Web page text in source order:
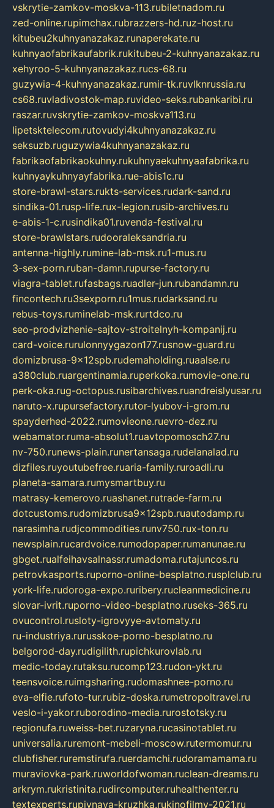
vskrytie-zamkov-moskva-113.rubiletnadom.ru
zed-online.rupimchax.rubrazzers-hd.ruz-host.ru
kitubeu2kuhnyanazakaz.runaperekate.ru
kuhnyaofabrikaufabrik.rukitubeu-2-kuhnyanazakaz.ru
xehyroo-5-kuhnyanazakaz.rucs-68.ru
guzywia-4-kuhnyanazakaz.rumir-tk.ruvlknrussia.ru
cs68.ruvladivostok-map.ruvideo-seks.rubankaribi.ru
raszar.ruvskrytie-zamkov-moskva113.ru
lipetsktelecom.rutovudyi4kuhnyanazakaz.ru
seksuzb.ruguzywia4kuhnyanazakaz.ru
fabrikaofabrikaokuhny.rukuhnyaekuhnyaafabrika.ru
kuhnyaykuhnyayfabrika.rue-abis1c.ru
store-brawl-stars.rukts-services.rudark-sand.ru
sindika-01.rusp-life.rux-legion.rusib-archives.ru
e-abis-1-c.rusindika01.ruvenda-festival.ru
store-brawlstars.rudooraleksandria.ru
antenna-highly.rumine-lab-msk.ru1-mus.ru
3-sex-porn.ruban-damn.rupurse-factory.ru
viagra-tablet.rufasbags.ruadler-jun.rubandamn.ru
fincontech.ru3sexporn.ru1mus.rudarksand.ru
rebus-toys.ruminelab-msk.rurtdco.ru
seo-prodvizhenie-sajtov-stroitelnyh-kompanij.ru
card-voice.rurulonnyygazon177.rusnow-guard.ru
domizbrusa-9x12spb.rudemaholding.ruaalse.ru
a380club.ruargentinamia.ruperkoka.rumovie-one.ru
perk-oka.rug-octopus.rusibarchives.ruandreislyusar.ru
naruto-x.rupursefactory.rutor-lyubov-i-grom.ru
spayderhed-2022.rumovieone.ruevro-dez.ru
webamator.ruma-absolut1.ruavtopomosch27.ru
nv-750.runews-plain.runertansaga.rudelanalad.ru
dizfiles.ruyoutubefree.ruaria-family.ruroadli.ru
planeta-samara.rumysmartbuy.ru
matrasy-kemerovo.ruashanet.rutrade-farm.ru
dotcustoms.rudomizbrusa9x12spb.ruautodamp.ru
narasimha.rudjcommodities.runv750.rux-ton.ru
newsplain.rucardvoice.rumodopaper.rumanunae.ru
gbget.rualfeihavsalnassr.rumadoma.rutajuncos.ru
petrovkasports.ruporno-online-besplatno.rusplclub.ru
york-life.rudoroga-expo.ruribery.rucleanmedicine.ru
slovar-ivrit.ruporno-video-besplatno.ruseks-365.ru
ovucontrol.rusloty-igrovyye-avtomaty.ru
ru-industriya.rurusskoe-porno-besplatno.ru
belgorod-day.rudigilith.rupichkurovlab.ru
medic-today.rutaksu.rucomp123.rudon-ykt.ru
teensvoice.ruimgsharing.rudomashnee-porno.ru
eva-elfie.rufoto-tur.rubiz-doska.rumetropoltravel.ru
veslo-i-yakor.ruborodino-media.rurostotsky.ru
regionufa.ruweiss-bet.ruzaryna.rucasinotablet.ru
universalia.ruremont-mebeli-moscow.rutermomur.ru
clubfisher.ruremstirufa.ruerdamchi.rudoramamama.ru
muraviovka-park.ruworldofwoman.ruclean-dreams.ru
arkrym.rukristinita.rudircomputer.ruhealthenter.ru
textexperts.rupivnaya-kruzhka.rukinofilmy-2021.ru